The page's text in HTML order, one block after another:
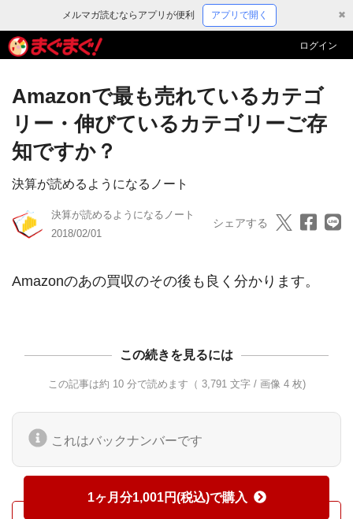
メルマガ読むならアプリが便利 アプリで開く ✖
ログイン
Amazonで最も売れているカテゴ
リー・伸びているカテゴリーご存
知ですか？
決算が読めるようになるノート
決算が読めるようになるノート
2018/02/01
シェアする
Amazonのあの買収のその後も良く分かります。
この続きを見るには
この記事は約 10 分で読めます（ 3,791 文字 / 画像 4 枚)
これはバックナンバーです
1ヶ月分1,001円(税込)で購入